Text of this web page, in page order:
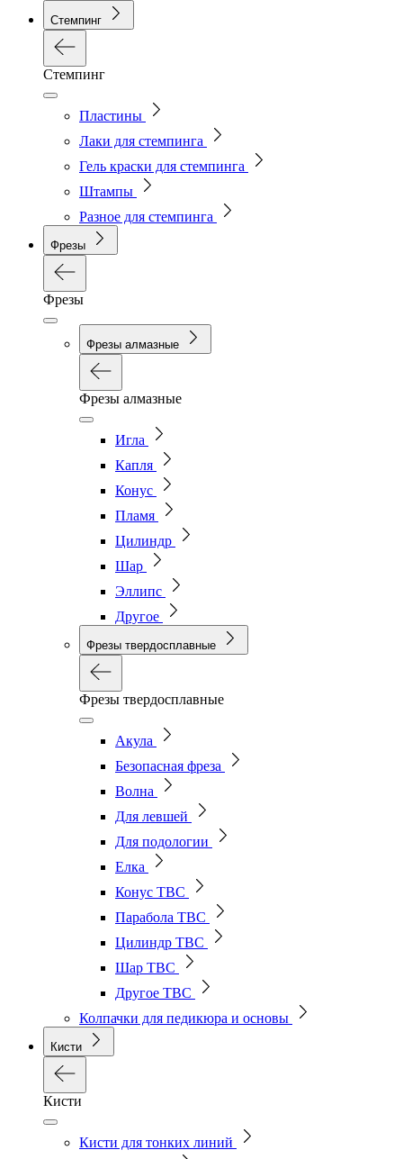
Стемпинг
Стемпинг
Пластины
Лаки для стемпинга
Гель краски для стемпинга
Штампы
Разное для стемпинга
Фрезы
Фрезы
Фрезы алмазные
Фрезы алмазные
Игла
Капля
Конус
Пламя
Цилиндр
Шар
Эллипс
Другое
Фрезы твердосплавные
Фрезы твердосплавные
Акула
Безопасная фреза
Волна
Для левшей
Для подологии
Елка
Конус ТВС
Парабола ТВС
Цилиндр ТВС
Шар ТВС
Другое ТВС
Колпачки для педикюра и основы
Кисти
Кисти
Кисти для тонких линий